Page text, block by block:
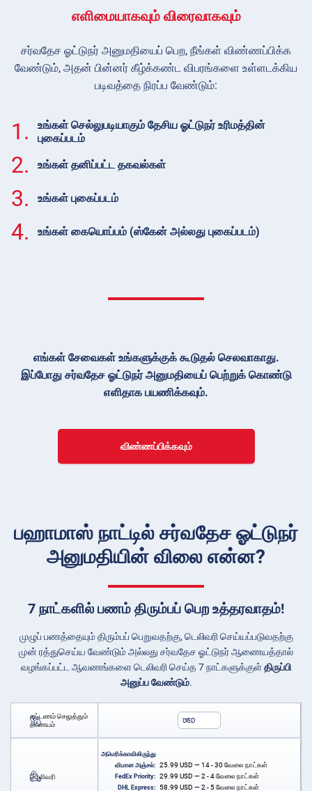
எளிமையாகவும் விரைவாகவும்
சர்வதேச ஓட்டுநர் அனுமதியைப் பெற, நீங்கள் விண்ணப்பிக்க
வேண்டும், அதன் பின்னர் கீழ்க்கண்ட விபரங்களை உள்ளடக்கிய
படிவத்தை நிரப்ப வேண்டும்:
1.
உங்கள் செல்லுபடியாகும் தேசிய ஓட்டுநர் உரிமத்தின்
புகைப்படம்
2. உங்கள் தனிப்பட்ட தகவல்கள்
3. உங்கள் புகைப்படம்
4. உங்கள் கையொப்பம் (ஸ்கேன் அல்லது புகைப்படம்)
எங்கள் சேவைகள் உங்களுக்குக் கூடுதல் செலவாகாது.
இப்போது சர்வதேச ஓட்டுநர் அனுமதியைப் பெற்றுக் கொண்டு
எளிதாக பயணிக்கவும்.
விண்ணப்பிக்கவும்
பஹாமாஸ் நாட்டில் சர்வதேச ஓட்டுநர்
அனுமதியின் விலை என்ன?
7 நாட்களில் பணம் திரும்பப் பெற உத்தரவாதம்!
முழுப் பணத்தையும் திரும்பப் பெறுவதற்கு, டெலிவரி செய்யப்படுவதற்கு
முன் ரத்துசெய்ய வேண்டும் அல்லது சர்வதேச ஓட்டுநர் ஆணையத்தால்
வழங்கப்பட்ட ஆவணங்களை டெலிவரி செய்த 7 நாட்களுக்குள்திருப்பி
அனுப்ப வேண்டும்.
கட்டணம் செலுத்தும்
நாணயம்
USD
டெலிவரி
அமெரிக்காவிலிருந்து
விமான அஞ்சல்:
25.99 USD — 14 - 30 வேலை நாட்கள்
FedEx Priority: 29.99 USD — 2 - 4 வேலை நாட்கள்
DHL Express: 58.99 USD — 2 - 5 வேலை நாட்கள்